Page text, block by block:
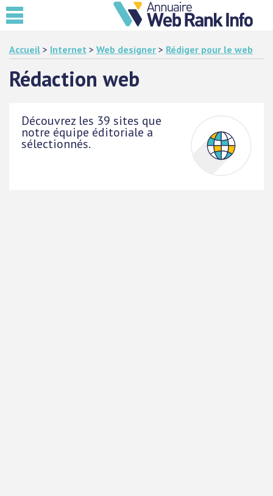
Accueil > Internet > Web designer > Rédiger pour le web
Rédaction web
Découvrez les 39 sites que
notre équipe éditoriale a
sélectionnés.